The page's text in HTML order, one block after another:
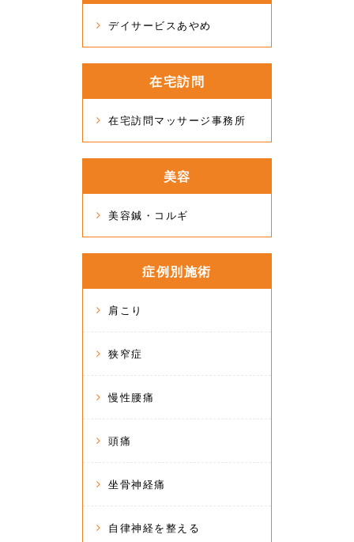
デイサービスあやめ
在宅訪問
在宅訪問マッサージ事務所
美容
美容鍼・コルギ
症例別施術
肩こり
狭窄症
慢性腰痛
頭痛
坐骨神経痛
自律神経を整える